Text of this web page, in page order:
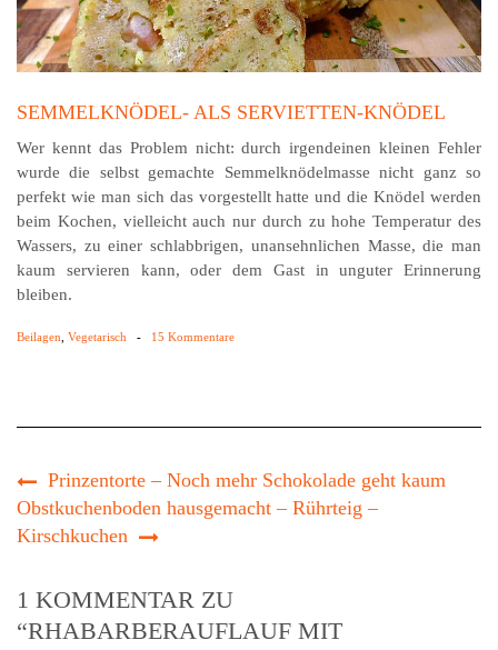
SEMMELKNÖDEL- ALS SERVIETTEN-KNÖDEL
Wer kennt das Problem nicht: durch irgendeinen kleinen Fehler
wurde die selbst gemachte Semmelknödelmasse nicht ganz so
perfekt wie man sich das vorgestellt hatte und die Knödel werden
beim Kochen, vielleicht auch nur durch zu hohe Temperatur des
Wassers, zu einer schlabbrigen, unansehnlichen Masse, die man
kaum servieren kann, oder dem Gast in unguter Erinnerung
bleiben.
Beilagen Vegetarisch - 15 Kommentare
Prinzentorte – Noch mehr Schokolade geht kaum
Obstkuchenboden hausgemacht – Rührteig –
Kirschkuchen
1 KOMMENTAR ZU
“RHABARBERAUFLAUF MIT